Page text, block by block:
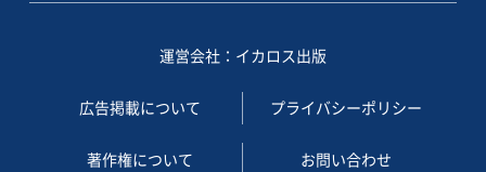
運営会社：イカロス出版
広告掲載について プライバシーポリシー
著作権について お問い合わせ